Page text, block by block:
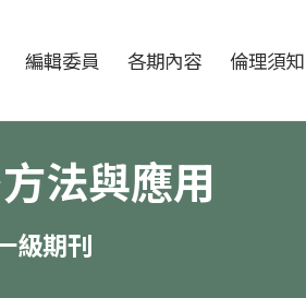
編輯委員 各期內容 倫理須知
法與應用
級期刊